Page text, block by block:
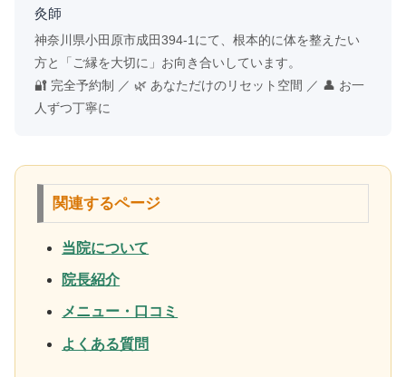
灸師
神奈川県小田原市成田394-1にて、根本的に体を整えたい
方と「ご縁を大切に」お向き合いしています。
🔐 完全予約制 ／ 🌿 あなただけのリセット空間 ／ 👤 お一
人ずつ丁寧に
関連するページ
当院について
院長紹介
メニュー・口コミ
よくある質問